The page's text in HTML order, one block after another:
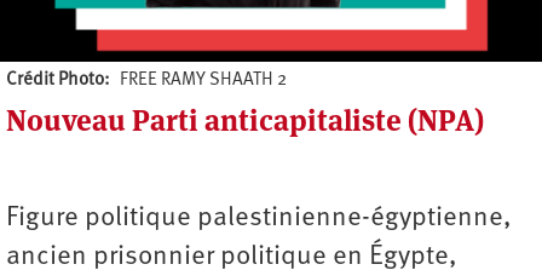
Crédit Photo
FREE RAMY SHAATH 2
Auteur
Nouveau Parti anticapitaliste (NPA)
Figure politique palestinienne-égyptienne,
ancien prisonnier politique en Égypte,